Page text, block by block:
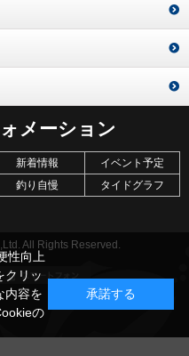
メーション
新着情報
イベント予定
釣り自慢
タイドグラフ
All Rights Reserved.
性向上
クリッ
内容を
の
承諾する